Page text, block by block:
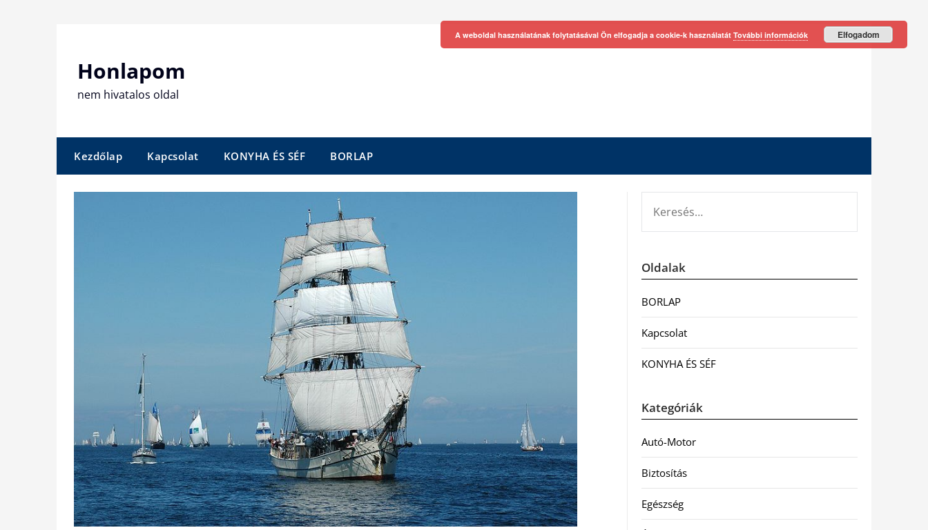
Honlapom
nem hivatalos oldal
Kezdőlap Kapcsolat KONYHA ÉS SÉF BORLAP
Oldalak
BORLAP
Kapcsolat
KONYHA ÉS SÉF
Kategóriák
Autó-Motor
Biztosítás
Egészség
A weboldal használatának folytatásával Ön elfogadja a cookie-k használatát További információk Elfogadom